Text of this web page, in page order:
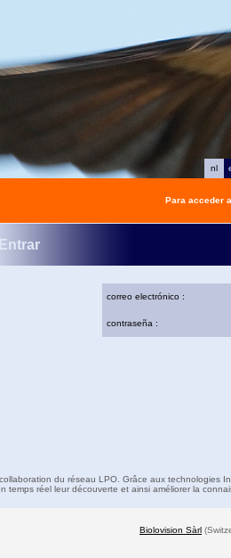
nl
Para acceder
Entrar
correo electrónico :
contraseña :
du réseau LPO. Grâce aux technologies
temps réel leur découverte et ainsi améliorer la
Biolovision Sàrl